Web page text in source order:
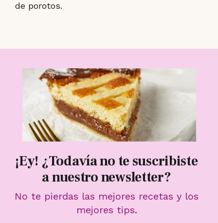
de porotos.
¡Ey! ¿Todavía no te suscribiste
a nuestro newsletter?
No te pierdas las mejores recetas y los
mejores tips.